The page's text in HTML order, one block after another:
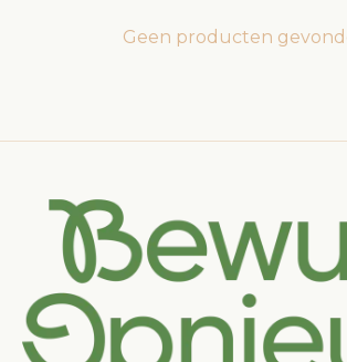
Geen producten